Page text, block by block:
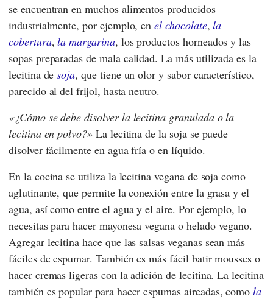
se encuentran en muchos alimentos producidos
industrialmente, por ejemplo, enel chocolate,la
cobertura,la margarina, los productos horneados y las
sopas preparadas de mala calidad. La más utilizada es la
lecitina desoja, que tiene un olor y sabor característico,
parecido al del frijol, hasta neutro.
¿Cómo se debe disolver la lecitina granulada o la
lecitina en polvo? La lecitina de la soja se puede
disolver fácilmente en agua fría o en líquido.
En la cocina se utiliza la lecitina vegana de soja como
aglutinante, que permite la conexión entre la grasa y el
agua, así como entre el agua y el aire. Por ejemplo, lo
necesitas para hacer mayonesa vegana o helado vegano.
Agregar lecitina hace que las salsas veganas sean más
fáciles de espumar. También es más fácil batir mousses o
hacer cremas ligeras con la adición de lecitina. La lecitina
también es popular para hacer espumas aireadas, comola